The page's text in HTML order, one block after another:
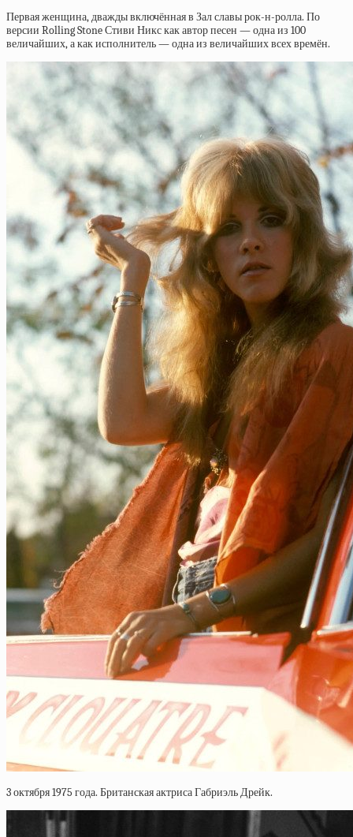
Первая женщина, дважды включённая в Зал славы рок-н-ролла. По
версии Rolling Stone Стиви Никс как автор песен — одна из 100
величайших, а как исполнитель — одна из величайших всех времён.
3 октября 1975 года. Британская актриса Габриэль Дрейк.